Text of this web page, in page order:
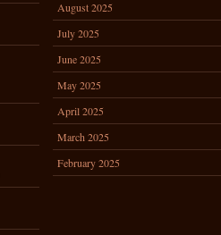
August 2025
July 2025
June 2025
May 2025
April 2025
March 2025
February 2025